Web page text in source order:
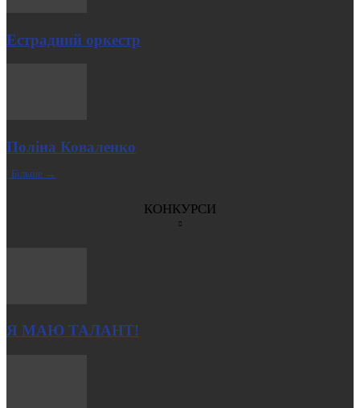
Естрадний оркестр
Поліна Коваленко
| Більше →
КОНКУРСИ
Я МАЮ ТАЛАНТ!